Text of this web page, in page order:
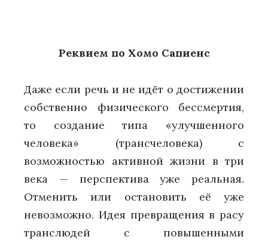
Реквием по Хомо Сапиенс
Даже если речь и не идёт о достижении
собственно физического бессмертия,
то создание типа «улучшенного
человека» (трансчеловека) с
возможностью активной жизни в три
века — перспектива уже реальная.
Отменить или остановить её уже
невозможно. Идея превращения в расу
транслюдей с повышенными